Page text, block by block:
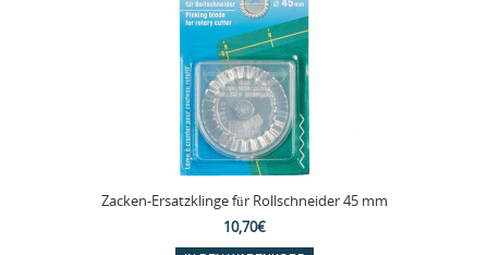
Zacken-Ersatzklinge für Rollschneider 45 mm
10,70€